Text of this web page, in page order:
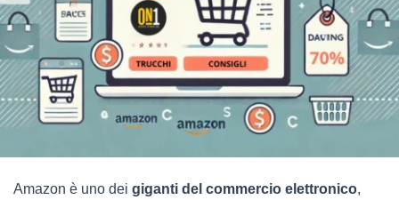
Amazon è uno dei giganti del commercio elettronico,